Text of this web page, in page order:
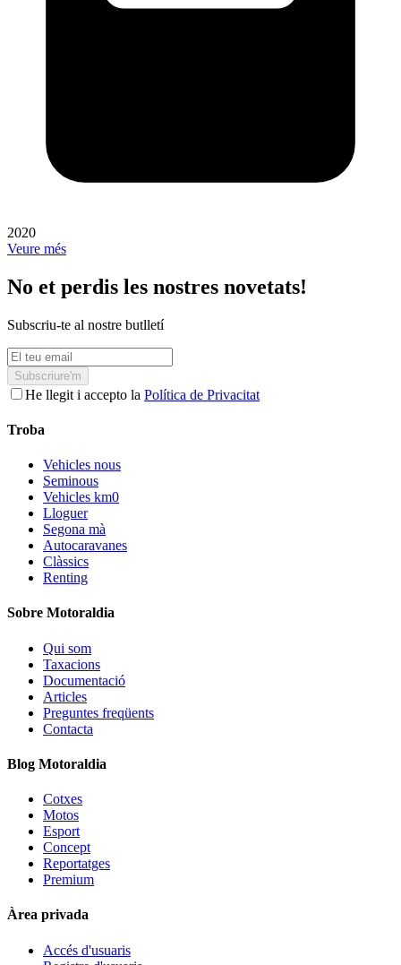
2020
Veure més
No et perdis les nostres novetats!
Subscriu-te al nostre butlletí
Subscriure'm
He llegit i accepto la Política de Privacitat
Troba
Vehicles nous
Seminous
Vehicles km0
Lloguer
Segona mà
Autocaravanes
Clàssics
Renting
Sobre Motoraldia
Qui som
Taxacions
Documentació
Articles
Preguntes freqüents
Contacta
Blog Motoraldia
Cotxes
Motos
Esport
Concept
Reportatges
Premium
Àrea privada
Accés d'usuaris